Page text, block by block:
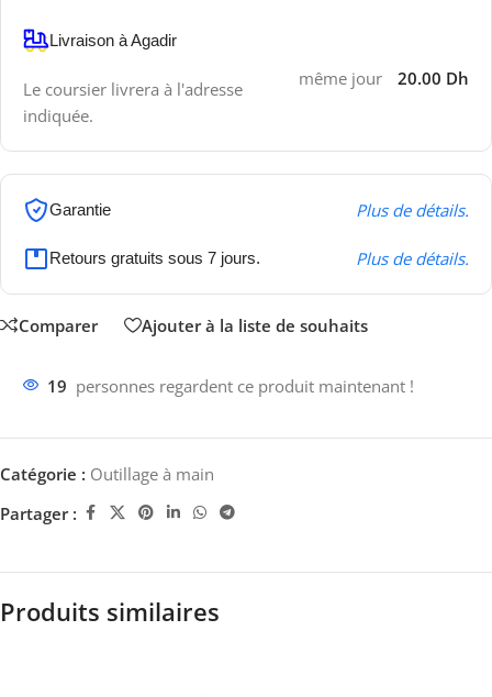
Livraison à Agadir
Le coursier livrera à l'adresse
indiquée.
même jour 20.00 Dh
Garantie Plus de détails.
Retours gratuits sous 7 jours. Plus de détails.
Comparer Ajouter à la liste de souhaits
19 personnes regardent ce produit maintenant !
Catégorie : Outillage à main
Partager :
Produits similaires